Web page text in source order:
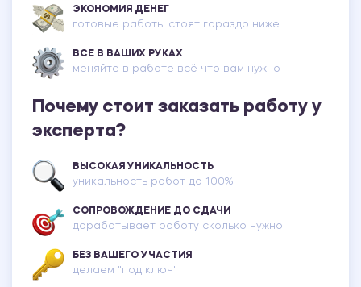
ЭКОНОМИЯ ДЕНЕГ
готовые работы стоят гораздо ниже
ВСЕ В ВАШИХ РУКАХ
меняйте в работе всё что вам нужно
Почему стоит заказать работу у
эксперта?
ВЫСОКАЯ УНИКАЛЬНОСТЬ
уникальность работ до 100%
СОПРОВОЖДЕНИЕ ДО СДАЧИ
дорабатывает работу сколько нужно
БЕЗ ВАШЕГО УЧАСТИЯ
делаем "под ключ"